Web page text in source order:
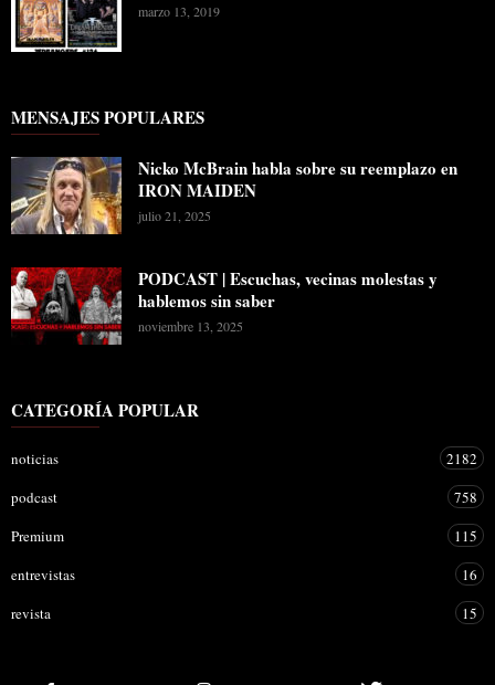
marzo 13, 2019
MENSAJES POPULARES
Nicko McBrain habla sobre su reemplazo en
IRON MAIDEN
julio 21, 2025
PODCAST | Escuchas, vecinas molestas y
hablemos sin saber
noviembre 13, 2025
CATEGORÍA POPULAR
noticias
2182
podcast
758
Premium
115
entrevistas
16
revista
15